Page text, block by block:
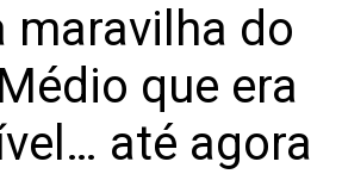
maravilha do
que era
até agora